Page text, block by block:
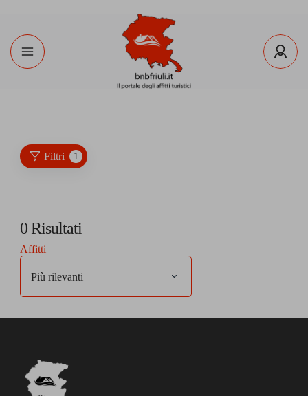
Filtri 1
0Risultati
Affitti
Più rilevanti